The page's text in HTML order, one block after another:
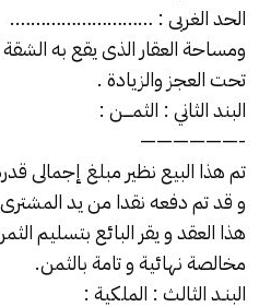
الحد الغربى : ……………………….
تحت العجز والزيادة .
البند الثاني : الثمــــن :
——————-
تم هذا البيع نظير مبلغ
و قد تم دفعه نقدا من يد المشترى
هذا العقد و يقر البائع بتسليم
مخالصة نهائية و تامة بالثمن.
البنـد الثالث : الملكية :